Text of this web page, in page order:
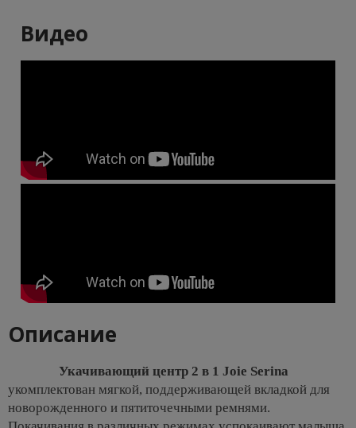
Видео
Описание
Укачивающий центр 2 в 1 Joie Serina
укомплектован мягкой, поддерживающей вкладкой для
новорожденного и пятиточечными ремнями.